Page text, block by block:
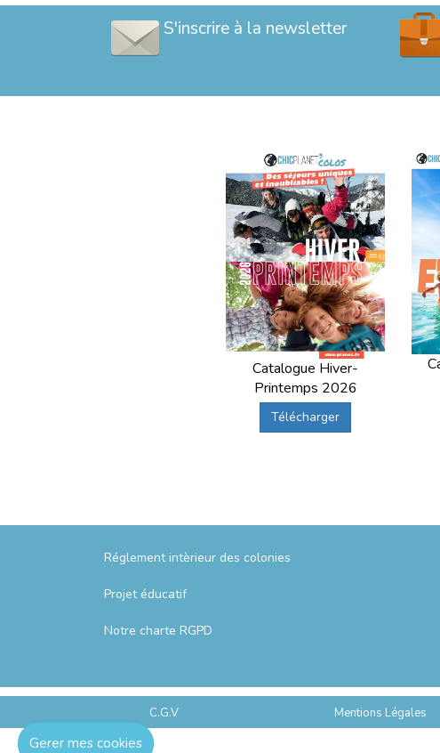
S'inscrire à la newsletter
Catalogue Hiver-
Printemps 2026
Télécharger
Réglement intèrieur des colonies
Projet éducatif
Notre charte RGPD
C.G.V Mentions Légales
Gerer mes cookies